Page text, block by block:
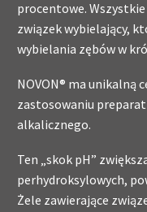
procentowe.
związek wybielający,
wybielania zębów w
NOVON® ma unikalną
zastosowaniu
alkalicznego.
Ten „skok pH”
perhydroksylowych,
Żele zawierające